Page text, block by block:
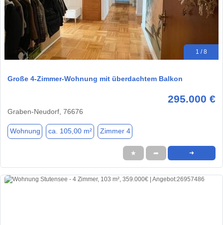
1 / 8
Große 4-Zimmer-Wohnung mit überdachtem Balkon
295.000 €
Graben-Neudorf, 76676
Wohnung ca. 105,00 m² Zimmer 4
★ ➦ ➜